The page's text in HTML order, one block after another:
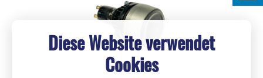
Diese Website verwendet
Cookies